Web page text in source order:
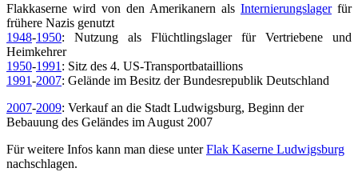
Flakkaserne wird von den Amerikanern als Internierungslagerfür
frühere Nazis genutzt
1948-1950: Nutzung als Flüchtlingslager für Vertriebene und
Heimkehrer
1950-1991 : Sitz des 4. US-Transportbataillions
1991-2007: Gelände im Besitz der Bundesrepublik Deutschland
2007-2009: Verkauf an die Stadt Ludwigsburg, Beginn der
Bebauung des Geländes im August 2007
Für weitere Infos kann man diese unterFlak Kaserne Ludwigsburg
nachschlagen.